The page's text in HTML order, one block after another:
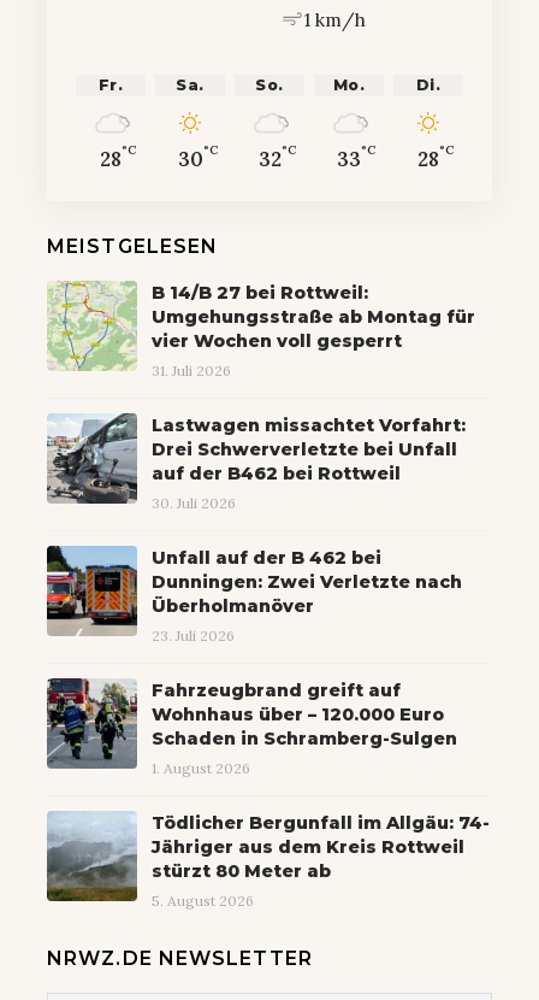
1 km/h
Fr.
28°C
Sa.
30°C
So.
32°C
Mo.
33°C
Di.
28°C
MEISTGELESEN
B 14/B 27 bei Rottweil:
Umgehungsstraße ab Montag für
vier Wochen voll gesperrt
31. Juli 2026
Lastwagen missachtet Vorfahrt:
Drei Schwerverletzte bei Unfall
auf der B462 bei Rottweil
30. Juli 2026
Unfall auf der B 462 bei
Dunningen: Zwei Verletzte nach
Überholmanöver
23. Juli 2026
Fahrzeugbrand greift auf
Wohnhaus über – 120.000 Euro
Schaden in Schramberg-Sulgen
1. August 2026
Tödlicher Bergunfall im Allgäu: 74-
Jähriger aus dem Kreis Rottweil
stürzt 80 Meter ab
5. August 2026
NRWZ.DE NEWSLETTER